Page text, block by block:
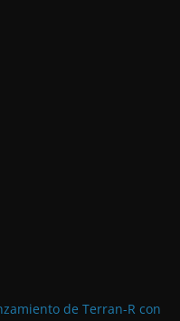
de Terran-R con